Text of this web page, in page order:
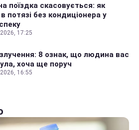
поїздка скасовується: як
потязі без кондиціонера у
17:25
8 ознак, що людина вас
хоча ще поруч
16:55